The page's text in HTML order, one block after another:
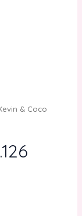
& Coco